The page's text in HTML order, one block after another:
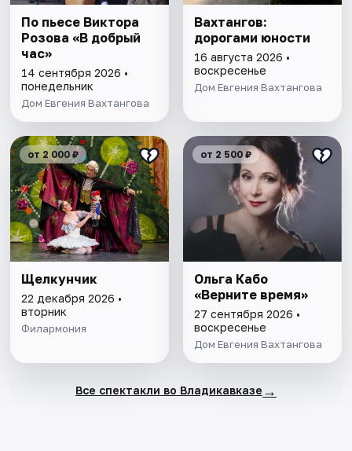
По пьесе Виктора
Розова «В добрый
час»
14 сентября 2026 •
понедельник
Дом Евгения Вахтангова
Вахтангов:
дорогами юности
16 августа 2026 •
воскресенье
Дом Евгения Вахтангова
от 2 000 ₽
Щелкунчик
22 декабря 2026 •
вторник
Филармония
от 2 500 ₽
Ольга Кабо
«Верните время»
27 сентября 2026 •
воскресенье
Дом Евгения Вахтангова
Все спектакли во Владикавказе →